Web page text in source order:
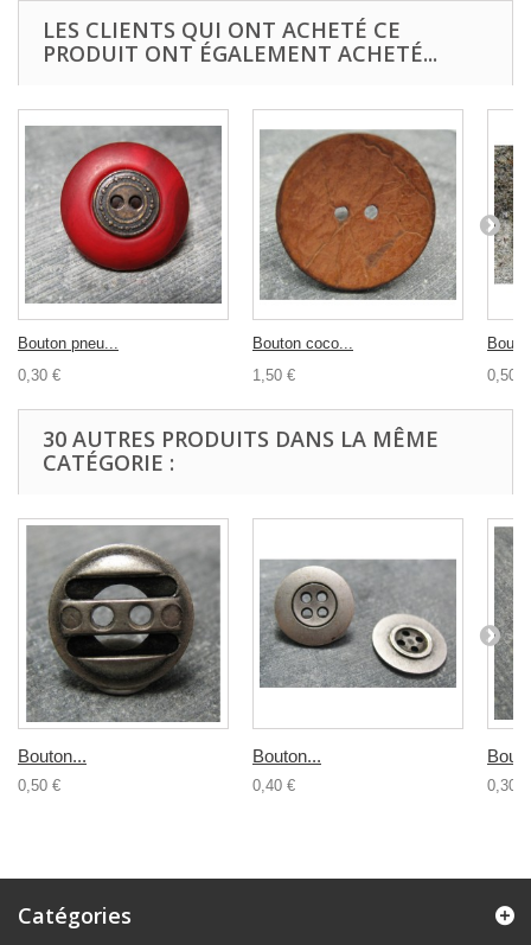
LES CLIENTS QUI ONT ACHETÉ CE
PRODUIT ONT ÉGALEMENT ACHETÉ...
Bouton pneu...
0,30 €
Bouton coco...
1,50 €
0,50 €
30 AUTRES PRODUITS DANS LA MÊME
CATÉGORIE :
Bouton...
0,50 €
Bouton...
0,40 € 0,30 €
Catégories